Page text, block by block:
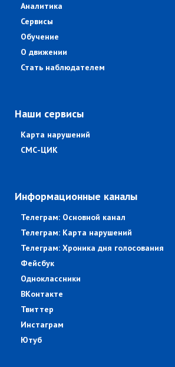
Аналитика
Сервисы
Обучение
О движении
Стать наблюдателем
Наши сервисы
Карта нарушений
СМС-ЦИК
Информационные каналы
Телеграм: Основной канал
Телеграм: Карта нарушений
Телеграм: Хроника дня голосования
Фейсбук
Одноклассники
ВКонтакте
Твиттер
Инстаграм
Ютуб